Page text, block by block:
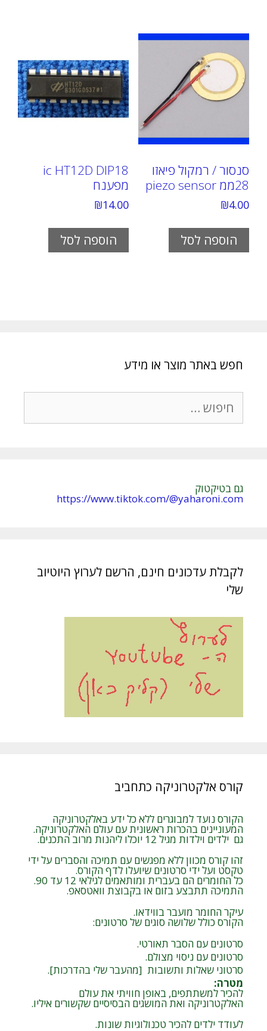
סנסור / רמקול פיאזו
28ממ piezo sensor
₪4.00
הוספה לסל
ic HT12D DIP18
מפענח
₪14.00
הוספה לסל
חפש באתר מוצר או מידע
חיפוש:
גם בטיקטוק
https://www.tiktok.com/@yaharoni.com
לקבלת עדכונים חינם, הרשם לערוץ היוטיוב
שלי
קורס אלקטרוניקה כתחביב
הקורס נועד למבוגרים ללא כל ידע באלקטרוניקה
המעוניינים בהכרות ראשונית עם עולם האלקטרוניקה.
גם ילדים וילדות מגיל 12 יוכלו ליהנות מרוב התכנים.
זהו קורס מכוון ללא מפגשים עם תמיכה והסברים על ידי
טקסט ועל ידי סרטונים שיועלו לדף הקורס.
כל החומרים הם בעברית ומותאמים לגילאי 12 עד 90.
התמיכה תתבצע בזום או בקבוצת וואטסאפ.
עיקר החומר מועבר בווידאו.
הקורס כולל שלושה סוגים של סרטונים:
סרטונים עם הסבר תאורטי.
סרטונים עם ניסוי מצולם.
סרטוני שאלות ותשובות [מהעבר שלי בהדרכות].
מטרה:
להכיר למשתתפים, באופן חוויתי את עולם
האלקטרוניקה ואת המושגים הבסיסיים שקשורים איליו.
לעודד ילדים להכיר טכנולוגיות שונות.